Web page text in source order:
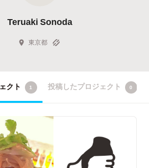
Teruaki Sonoda
東京都
クト 1 投稿したプロジェクト 0